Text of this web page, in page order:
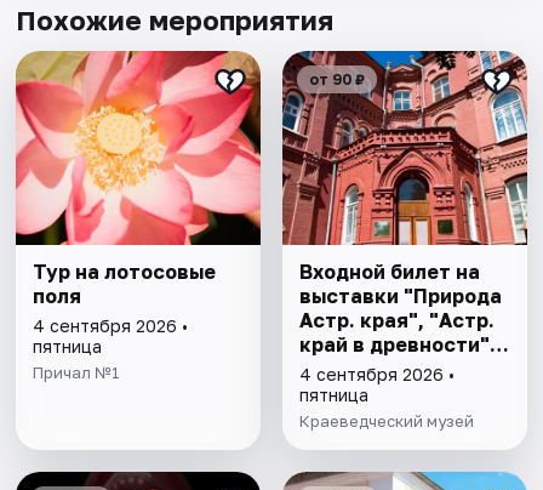
Похожие мероприятия
Тур на лотосовые
поля
4 сентября 2026 •
пятница
Причал №1
от 90 ₽
Входной билет на
выставки "Природа
Астр. края", "Астр.
край в древности",
"Заселение Астр.
края"
4 сентября 2026 •
пятница
Краеведческий музей